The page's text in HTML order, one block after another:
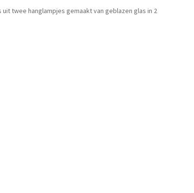
twee hanglampjes gemaakt van geblazen glas in 2